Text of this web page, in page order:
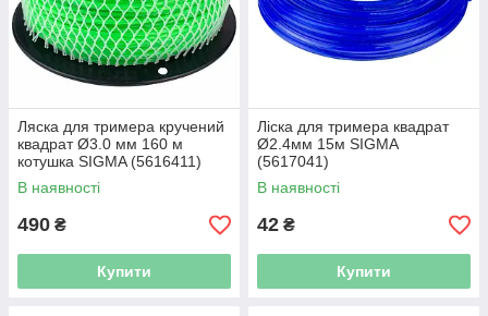
Ляска для тримера кручений
квадрат Ø3.0 мм 160 м
котушка SIGMA (5616411)
В наявності
490 ₴
Купити
Ліска для тримера квадрат
Ø2.4мм 15м SIGMA
(5617041)
В наявності
42 ₴
Купити